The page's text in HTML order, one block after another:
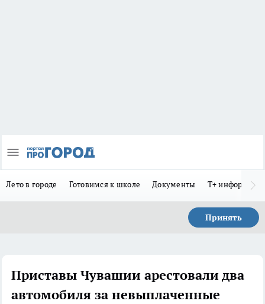
Лето в городе Готовимся к школе Документы Т+
Принять
Приставы Чувашии арестовали два
автомобиля за невыплаченные